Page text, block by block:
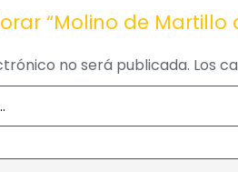
“Molino de Martillo
no será publicada. Los